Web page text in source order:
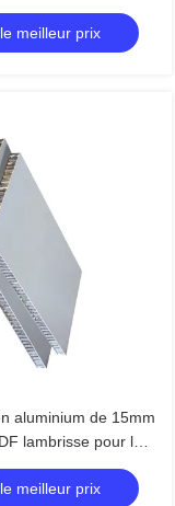
de mur de
meilleur prix
aluminium de 15mm
lambrisse pour le
meilleur prix